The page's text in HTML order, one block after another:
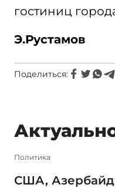
гостиниц
Э.Рустамов
Поделиться:
Политика
США,